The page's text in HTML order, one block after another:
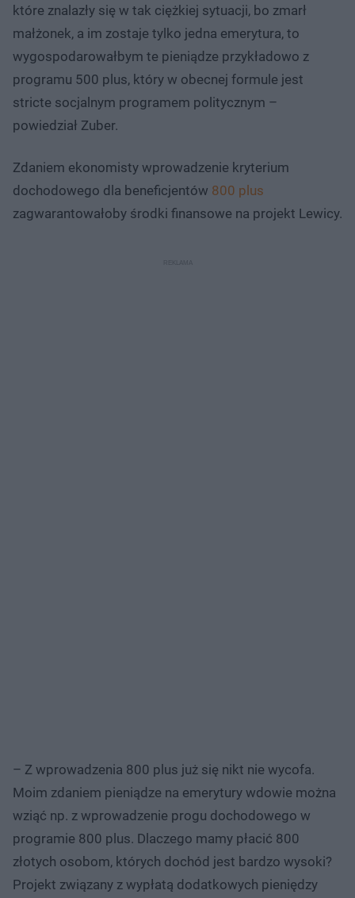
które znalazły się w tak ciężkiej sytuacji, bo zmarł
małżonek, a im zostaje tylko jedna emerytura, to
wygospodarowałbym te pieniądze przykładowo z
programu 500 plus, który w obecnej formule jest
stricte socjalnym programem politycznym –
powiedział Zuber.
Zdaniem ekonomisty wprowadzenie kryterium
dochodowego dla beneficjentów 800 plus
zagwarantowałoby środki finansowe na projekt Lewicy.
– Z wprowadzenia 800 plus już się nikt nie wycofa.
Moim zdaniem pieniądze na emerytury wdowie można
wziąć np. z wprowadzenie progu dochodowego w
programie 800 plus. Dlaczego mamy płacić 800
złotych osobom, których dochód jest bardzo wysoki?
Projekt związany z wypłatą dodatkowych pieniędzy